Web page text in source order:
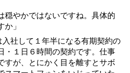
穏やかではないですね。具体的
」
入社して１年半になる有期契約の
・１日６時間の契約です。仕事
すが、とにかく目を離すとサボ